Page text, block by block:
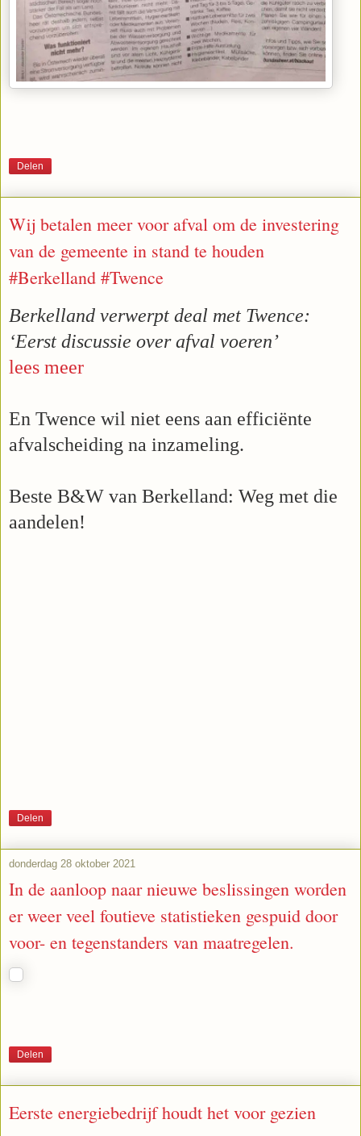
Delen
Wij betalen meer voor afval om de investering
van de gemeente in stand te houden
#Berkelland #Twence
Berkelland verwerpt deal met Twence:
‘Eerst discussie over afval voeren’
lees meer
En Twence wil niet eens aan efficiënte
afvalscheiding na inzameling.
Beste B&W van Berkelland: Weg met die
aandelen!
Delen
donderdag 28 oktober 2021
In de aanloop naar nieuwe beslissingen worden
er weer veel foutieve statistieken gespuid door
voor- en tegenstanders van maatregelen.
Delen
Eerste energiebedrijf houdt het voor gezien